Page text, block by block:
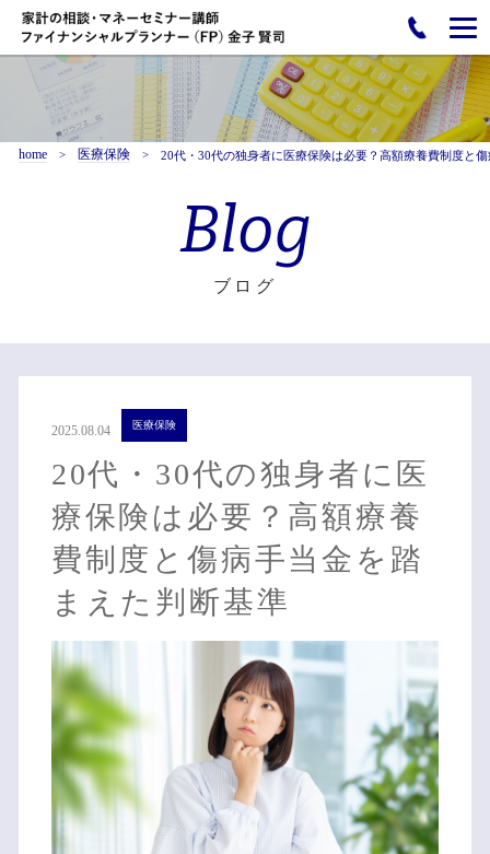
home 医療保険 20代・30代の独身者に医療保険は必要？高額療養費制度と
Blog
ブログ
2025.08.04 医療保険
20代・30代の独身者に医
療保険は必要？高額療養
費制度と傷病手当金を踏
まえた判断基準